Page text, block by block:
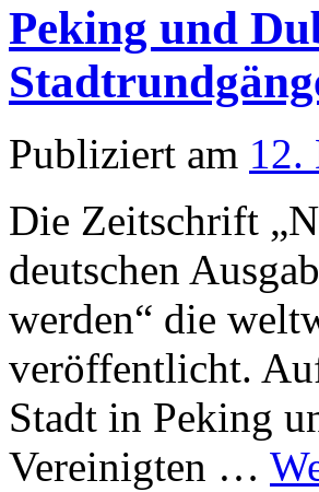
Peking und
Publiziert am 12.
Die Zeitschrift
deutschen
werden“ die
veröffentlicht.
Stadt in Peking
Vereinigten …